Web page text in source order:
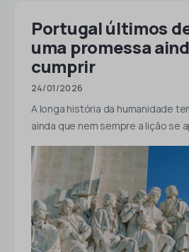
Portugal últimos
uma promessa
cumprir
24/01/2026
A longa história da humanidade
ainda que nem sempre a lição se